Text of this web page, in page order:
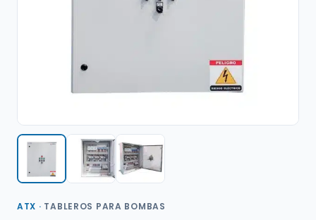
ATX · TABLEROS PARA BOMBAS